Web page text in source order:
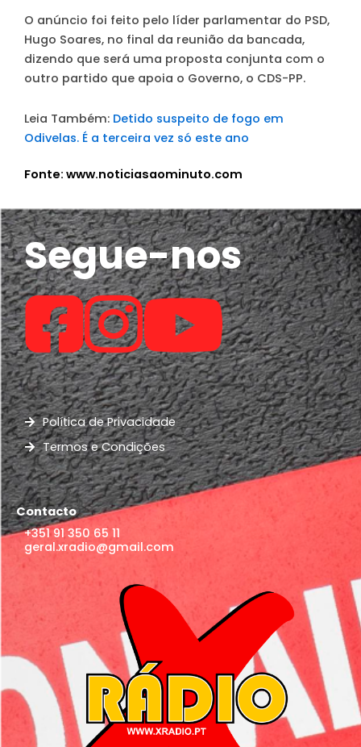
O anúncio foi feito pelo líder parlamentar do PSD,
Hugo Soares, no final da reunião da bancada,
dizendo que será uma proposta conjunta com o
outro partido que apoia o Governo, o CDS-PP.
Leia Também: Detido suspeito de fogo em
Odivelas. É a terceira vez só este ano
Fonte: www.noticiasaominuto.com
Segue-nos
Política de Privacidade
Termos e Condições
Contacto
+351 91 350 65 11
geral.xradio@gmail.com